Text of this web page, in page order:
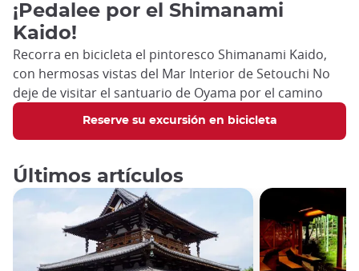
¡Pedalee por el Shimanami
Kaido!
Recorra en bicicleta el pintoresco Shimanami Kaido,
con hermosas vistas del Mar Interior de Setouchi No
deje de visitar el santuario de Oyama por el camino
Reserve su excursión en bicicleta
Últimos artículos